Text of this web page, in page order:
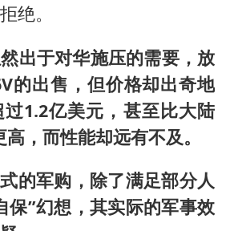
绝。
出于对华施压的需要，放
的出售，但价格却出奇地
1.2亿美元，甚至比大陆
，而性能却远有不及。
的军购，除了满足部分人
保”幻想，其实际的军事效